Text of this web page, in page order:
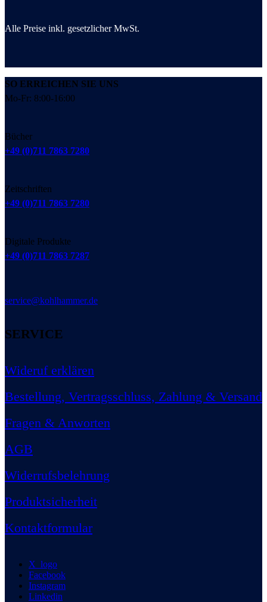
Alle Preise inkl. gesetzlicher MwSt.
SO ERREICHEN SIE UNS
Mo-Fr: 8:00-16:00
Bücher
+49 (0)711 7863 7280
Zeitschriften
+49 (0)711 7863 7280
Digitale Produkte
+49 (0)711 7863 7287
service@kohlhammer.de
SERVICE
Wideruf erklären
Bestellung, Vertragsschluss, Zahlung & Versand
Fragen & Anworten
AGB
Widerrufsbelehrung
Produktsicherheit
Kontaktformular
X_logo
Facebook
Instagram
Linkedin